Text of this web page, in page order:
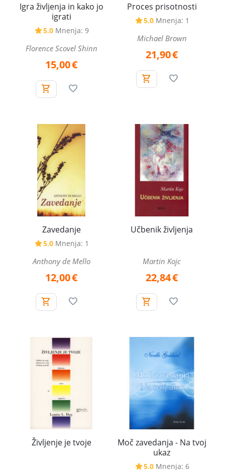
Igra življenja in kako jo
igrati
5.0 Mnenja: 9
Florence Scovel Shinn
15,00€
Proces prisotnosti
5.0 Mnenja: 1
Michael Brown
21,90€
Zavedanje
5.0 Mnenja: 1
Anthony de Mello
12,00€
Učbenik življenja
Martin Kojc
22,84€
Življenje je tvoje
Moč zavedanja - Na tvoj
ukaz
5.0 Mnenja: 6